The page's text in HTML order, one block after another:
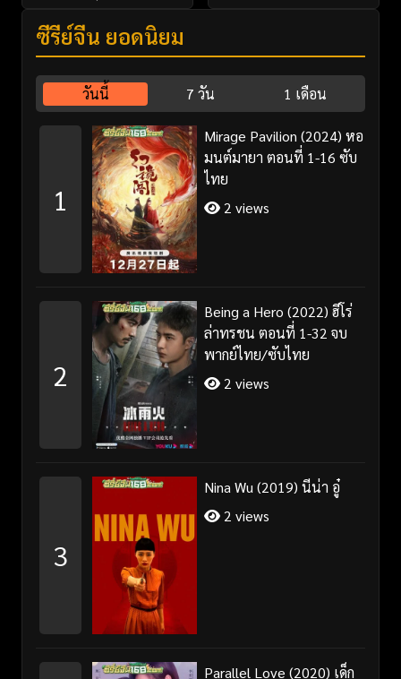
ซีรี่ย์จีน ยอดนิยม
วันนี้ 7 วัน 1 เดือน
1
Mirage Pavilion (2024) หอ
มนต์มายา ตอนที่ 1-16 ซับ
ไทย
2 views
2
Being a Hero (2022) ฮีโร่
ล่าทรชน ตอนที่ 1-32 จบ
พากย์ไทย/ซับไทย
2 views
3
Nina Wu (2019) นีน่า อู๋
2 views
Parallel Love (2020) เด็ก